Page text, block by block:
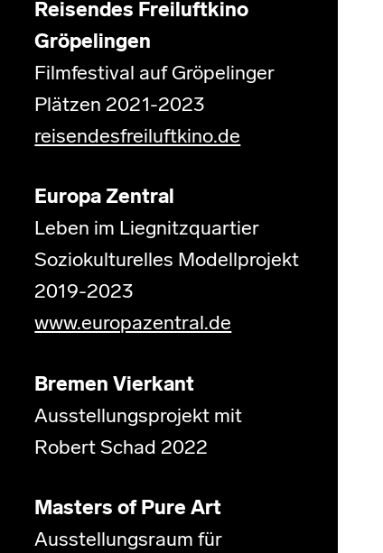
Reisendes Freiluftkino
Gröpelingen
Filmfestival auf Gröpelinger
Plätzen 2021-2023
reisendesfreiluftkino.de
Europa Zentral
Leben im Liegnitzquartier
Soziokulturelles Modellprojekt
2019-2023
www.europazentral.de
Bremen Vierkant
Ausstellungsprojekt mit
Robert Schad 2022
Masters of Pure Art
Ausstellungsraum für